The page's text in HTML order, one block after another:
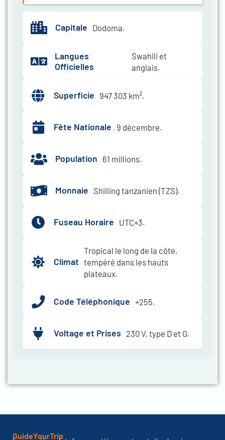
Capitale Dodoma.
Langues
Officielles
Swahili et
anglais.
Superficie 947 303 km².
Fête Nationale 9 décembre.
Population 61 millions.
Monnaie Shilling tanzanien (TZS).
Fuseau Horaire UTC+3.
Climat
Tropical le long de la côte,
tempéré dans les hauts
plateaux.
Code Téléphonique +255.
Voltage et Prises 230 V, type D et G.
GuideYourTrip